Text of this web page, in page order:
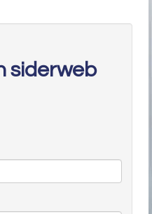
siderweb